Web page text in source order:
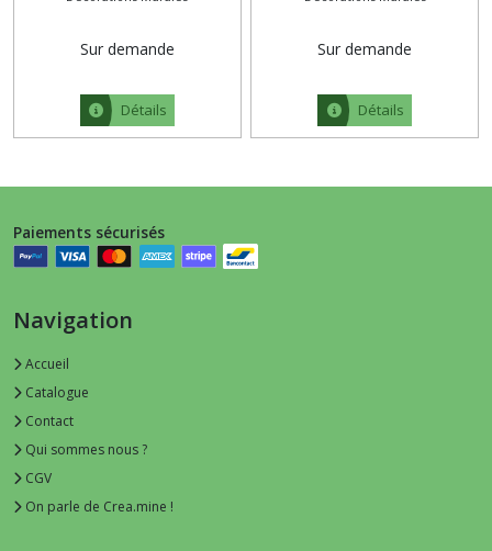
Sur demande
Détails
Sur demande
Détails
Paiements sécurisés
Navigation
Accueil
Catalogue
Contact
Qui sommes nous ?
CGV
On parle de Crea.mine !